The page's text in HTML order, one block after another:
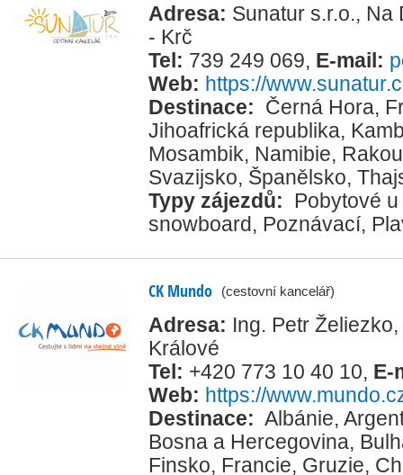
Adresa: Sunatur s.r.o.,
- Krč
Tel: 739 249 069, E-mail:
Web: https://
Destinace: Černá Hora,
Jihoafrická republika,
Mosambik, Namibie,
Svazijsko, Španělsko,
Typy zájezdů:
Pobytové
snowboard, Poznávací,
CK Mundo (cestovní kancelář)
Adresa: Ing. Petr
Králové
Tel: +420 773 10 40 10, E-
Web: https://
Destinace: Albánie,
Bosna a Hercegovina,
Finsko, Francie, Gruzie,